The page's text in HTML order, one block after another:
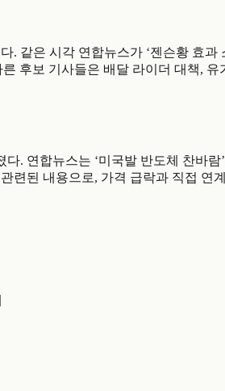
. 같은 시각 연합뉴스가 ‘젠슨황 효
후보 기사들은 배달 라이더 대책,
다. 연합뉴스는 ‘미국발 반도체 찬
련된 내용으로, 가격 급락과 직접 연